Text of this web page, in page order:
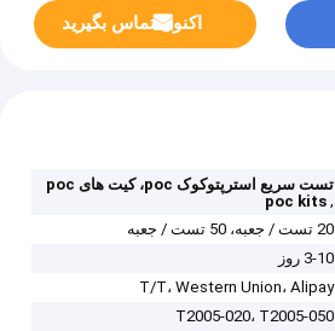
اکنون تماس بگیرید
تست سریع استرپتوکوک poc، کیت های poc
,
poc kits
20 تست / جعبه، 50 تست / جعبه
3-10 روز
T/T، Western Union، Alipay
T2005-020، T2005-050